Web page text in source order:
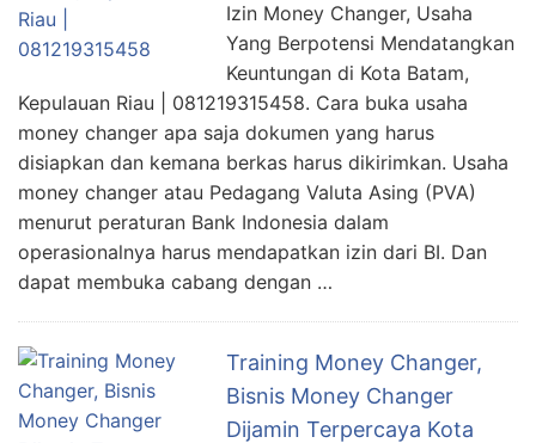
Izin Money Changer, Usaha
Yang Berpotensi Mendatangkan
Keuntungan di Kota Batam,
Kepulauan Riau | 081219315458. Cara buka usaha
money changer apa saja dokumen yang harus
disiapkan dan kemana berkas harus dikirimkan. Usaha
money changer atau Pedagang Valuta Asing (PVA)
menurut peraturan Bank Indonesia dalam
operasionalnya harus mendapatkan izin dari BI. Dan
dapat membuka cabang dengan …
Training Money Changer,
Bisnis Money Changer
Dijamin Terpercaya Kota